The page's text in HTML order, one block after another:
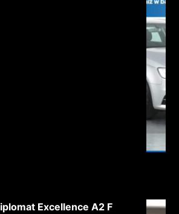
Excellence A2 F